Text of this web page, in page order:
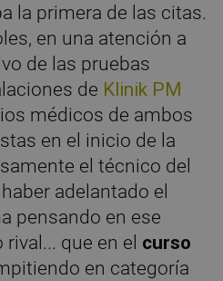
la primera de las citas.
en una atención a
de las pruebas
de Klinik PM
médicos de ambos
en el inicio de la
el técnico del
adelantado el
pensando en ese
que en el curso
en categoría